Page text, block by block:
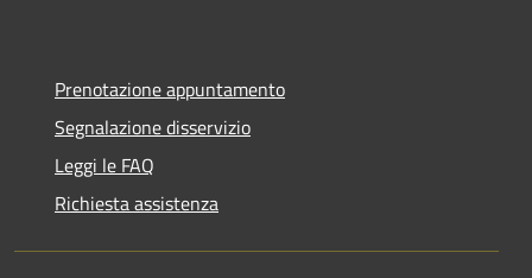
Prenotazione appuntamento
Segnalazione disservizio
Leggi le FAQ
Richiesta assistenza